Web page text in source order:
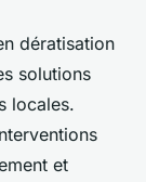
dératisation
solutions
locales.
et